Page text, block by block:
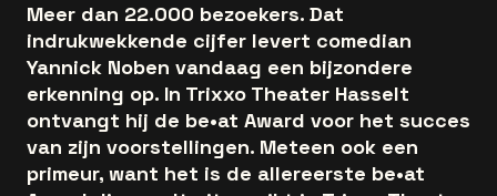
Meer dan 22.000 bezoekers. Dat
indrukwekkende cijfer levert comedian
Yannick Noben vandaag een bijzondere
erkenning op. In Trixxo Theater Hasselt
ontvangt hij de be•at Award voor het succes
van zijn voorstellingen. Meteen ook een
primeur, want het is de allereerste be•at